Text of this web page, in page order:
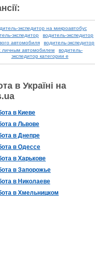
экспедитор на микроавтобус
экспедитор
водитель-экспедитор
автомобиля
водитель-экспедитор
личным автомобилем
водитель-
экспедитор категории е
в Україні на
в Киеве
в Львове
в Днепре
в Одессе
в Харькове
в Запорожье
в Николаеве
в Хмельницком